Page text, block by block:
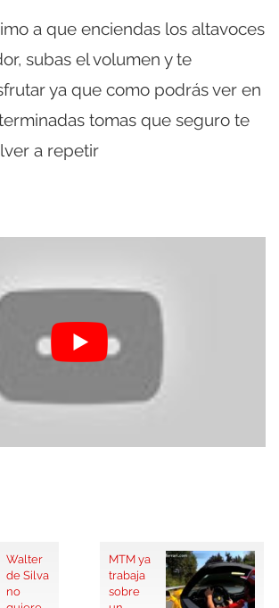
a que enciendas los altavoces
subas el volumen y te
ya que como podrás ver en
tomas que seguro te
a repetir
Walter
de Silva
no
MTM ya
trabaja
sobre